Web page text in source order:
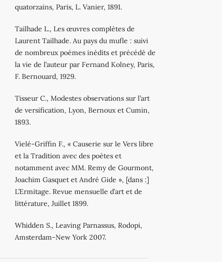
quatorzains, Paris, L. Vanier, 1891.
Tailhade L., Les œuvres complètes de
Laurent Tailhade. Au pays du mufle : suivi
de nombreux poèmes inédits et précédé de
la vie de l’auteur par Fernand Kolney, Paris,
F. Bernouard, 1929.
Tisseur C., Modestes observations sur l’art
de versification, Lyon, Bernoux et Cumin,
1893.
Vielé‐Griffin F., « Causerie sur le Vers libre
et la Tradition avec des poètes et
notamment avec MM. Remy de Gourmont,
Joachim Gasquet et André Gide », [dans :]
L’Ermitage. Revue mensuelle d’art et de
littérature, Juillet 1899.
Whidden S., Leaving Parnassus, Rodopi,
Amsterdam‐New York 2007.